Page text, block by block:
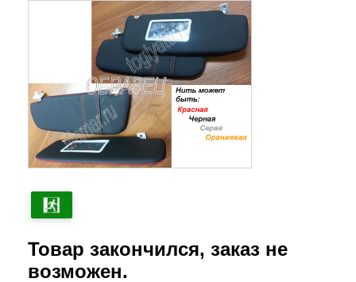
Товар закончился, заказ не
возможен.